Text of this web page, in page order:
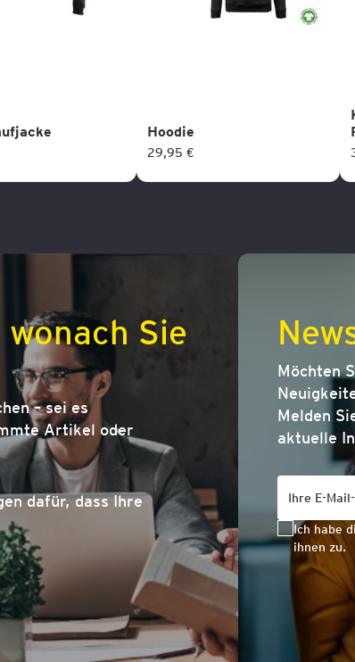
Hoodie
29,95 €
Sie
– sei es
Artikel oder
dafür, dass Ihre
Möchten
Melden
aktuelle
Ich habe
ihnen zu.